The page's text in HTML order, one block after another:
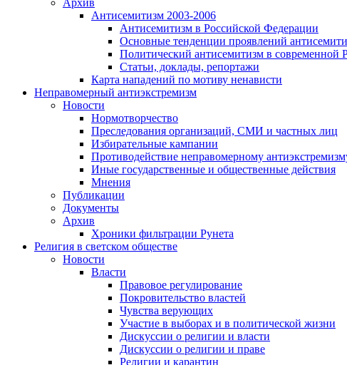
Архив
Антисемитизм 2003-2006
Антисемитизм в Российской Федерации
Основные тенденции проявлений
Политический антисемитизм в современной
Статьи, доклады, репортажи
Карта нападений по мотиву ненависти
Неправомерный антиэкстремизм
Новости
Нормотворчество
Преследования организаций, СМИ и частных лиц
Избирательные кампании
Противодействие неправомерному
Иные государственные и общественные действия
Мнения
Публикации
Документы
Архив
Хроники фильтрации Рунета
Религия в светском обществе
Новости
Власти
Правовое регулирование
Покровительство властей
Чувства верующих
Участие в выборах и в политической жизни
Дискуссии о религии и власти
Дискуссии о религии и праве
Религии и карантин